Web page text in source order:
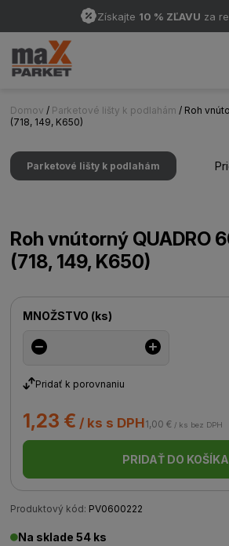
Získajte 10 % ZĽAVU za
Domov / Parketové lišty k podlahám / Roh
(718, 149, K650)
Parketové lišty k podlahám
Roh vnútorný QUADRO
(718, 149, K650)
MNOŽSTVO (ks)
Pridať k porovnaniu
1,23 € / ks s DPH1,00 € / ks bez DPH
PRIDAŤ DO KOŠÍKA
Produktový kód: PV0600222
Na sklade 54 ks